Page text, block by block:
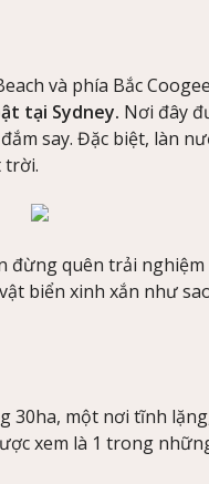
và phía Bắc
tại Sydney. Nơi đây
say. Đặc biệt, làn
trời.
đừng quên trải
biển xinh xắn như
30ha, một nơi tĩnh
xem là 1 trong